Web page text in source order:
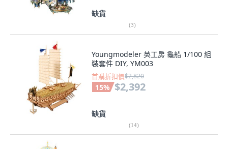
缺貨
(3)
Youngmodeler 英工房 龜船 1/100 組
裝套件 DIY, YM003
首購折扣價$2,820
15% $2,392
缺貨
(14)